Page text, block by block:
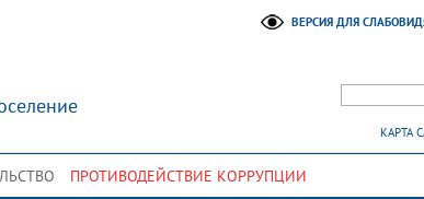
КАРТА
ВЕРСИЯ ДЛЯ
ПРОТИВОДЕЙСТВИЕ КОРРУПЦИИ